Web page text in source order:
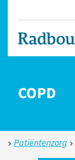
COPD
Patiëntenzorg